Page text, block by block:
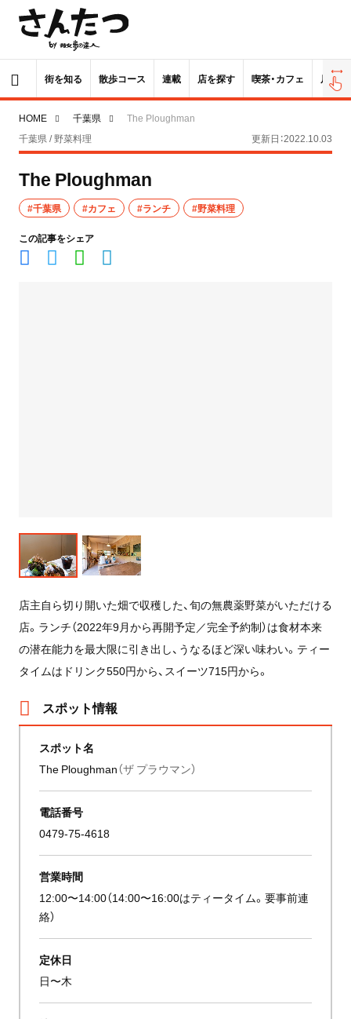
街を知る 散歩コース 連載 店を探す 喫茶・カフェ 居酒屋
HOME 千葉県
The Ploughman
千葉県 / 野菜料理
更新日：2022.10.03
The Ploughman
#千葉県 #カフェ #ランチ #野菜料理
この記事をシェア
店主自ら切り開いた畑で収穫した、旬の無農薬野菜がいただける
店。ランチ（2022年9月から再開予定／完全予約制）は食材本来
の潜在能力を最大限に引き出し、うなるほど深い味わい。ティー
タイムはドリンク550円から、スイーツ715円から。
スポット情報
スポット名
The Ploughman（ザ プラウマン）
電話番号
0479-75-4618
営業時間
12:00〜14:00（14:00〜16:00はティータイム。要事前連
絡）
定休日
日〜木